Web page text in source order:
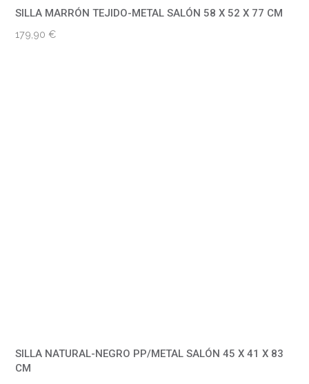
SILLA MARRÓN TEJIDO-METAL SALÓN 58 X 52 X 77 CM
179,90€
SILLA NATURAL-NEGRO PP/METAL SALÓN 45 X 41 X 83
CM